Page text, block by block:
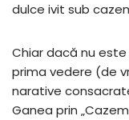
dulce ivit sub
Chiar dacă nu
prima vedere (de
narative
Ganea prin